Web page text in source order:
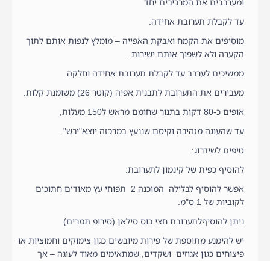
ומערבבים את המרכיבים יחד
עד לקבלת תערובת אחידה.
מוסיפים את הקמח ואבקת האפייה – מומלץ לנפות אותם לתוך
הקערה ולא לשפוך אותם ישירות.
ממשיכים לערבב עד לקבלת תערובת אחידה וחלקה.
מעבירים את התערובת לתבנית אפיה (קוטר 26) משומנת קלות.
אופים כ-80 דקות בתנור שחומם מראש ל150 מעלות,
עד שהעוגה מזהיבה וקיסם שננעץ במרכזה יוצא"יבש".
טיפים לשידרוג:
להוסיף כפית של קינמון לתערובת.
אפשר להוסיף לבלילה המוכנה 2 תפוחי עץ מאודים חתוכים
לקוביות של 1 ס"מ.
ניתן להוסיףלתערובת חצי כוס סילאן (סירופ תמרים)
יש להימנע מתוספת של פירות מיובשים כגון צימוקים וחמוציות או
פיצוחים כגון אגוזים ושקדים, שמתאימים מאוד לעוגה – אך